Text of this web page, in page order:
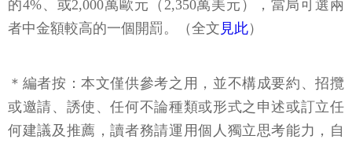
的4%、或2,000萬歐元（2,350萬美元），當局可選兩
者中金額較高的一個開罰。（全文 見此）
＊編者按：本文僅供參考之用，並不構成要約、招攬
或邀請、誘使、任何不論種類或形式之申述或訂立任
何建議及推薦，讀者務請運用個人獨立思考能力，自